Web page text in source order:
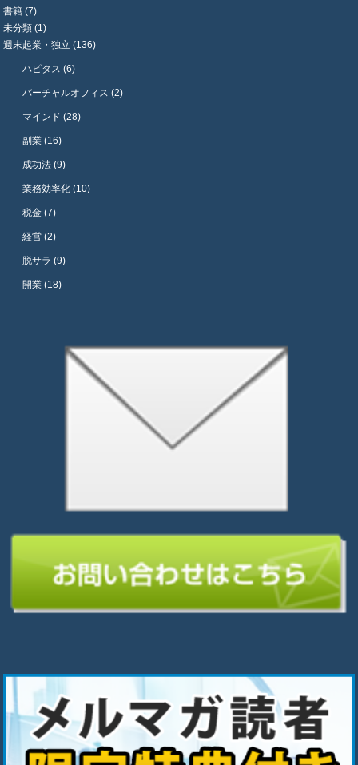
書籍 (7)
未分類 (1)
週末起業・独立 (136)
ハピタス (6)
バーチャルオフィス (2)
マインド (28)
副業 (16)
成功法 (9)
業務効率化 (10)
税金 (7)
経営 (2)
脱サラ (9)
開業 (18)